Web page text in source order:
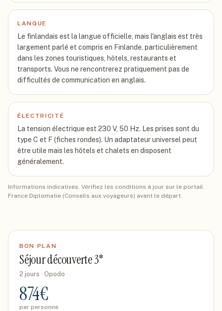
LANGUE
Le finlandais est la langue officielle, mais l'anglais est très
largement parlé et compris en Finlande, particulièrement
dans les zones touristiques, hôtels, restaurants et
transports. Vous ne rencontrerez pratiquement pas de
difficultés de communication en anglais.
ÉLECTRICITÉ
La tension électrique est 230 V, 50 Hz. Les prises sont du
type C et F (fiches rondes). Un adaptateur universel peut
être utile mais les hôtels et chalets en disposent
généralement.
Informations indicatives. Vérifiez les conditions à jour sur le portail
France Diplomatie (Conseils aux voyageurs) avant le départ.
BON PLAN
Séjour découverte 3*
2 jours · Opodo
874€
par personne